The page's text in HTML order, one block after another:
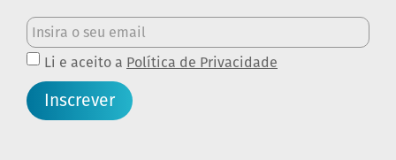
Li e aceito a Política de Privacidade
Inscrever